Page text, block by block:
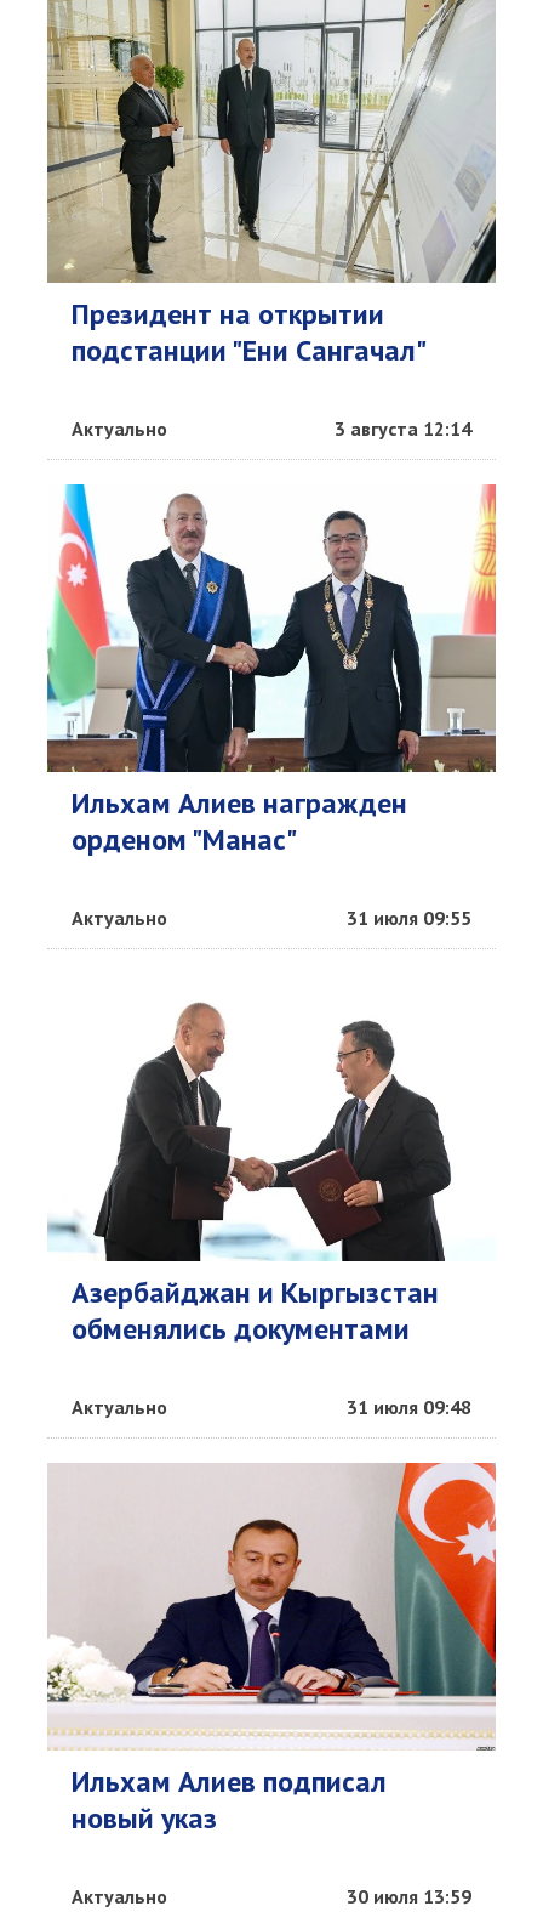
Президент на открытии
подстанции "Ени Сангачал"
Актуально 3 августа 12:14
Ильхам Алиев награжден
орденом "Манас"
Актуально 31 июля 09:55
Азербайджан и Кыргызстан
обменялись документами
Актуально 31 июля 09:48
Ильхам Алиев подписал
новый указ
Актуально 30 июля 13:59